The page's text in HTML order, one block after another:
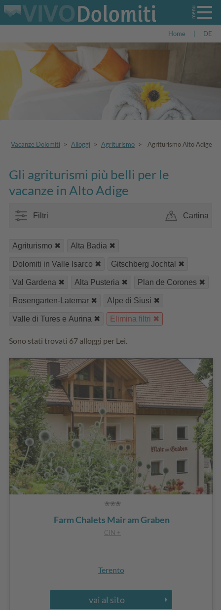
Home DE
Vacanze Dolomiti > Alloggi > Agriturismo > Agriturismo Alto Adige
Gli agriturismi più belli per le
vacanze in Alto Adige
Filtri Cartina
Agriturismo Alta Badia
Dolomiti in Valle Isarco Gitschberg Jochtal
Val Gardena Alta Pusteria Plan de Corones
Rosengarten-Latemar Alpe di Siusi
Valle di Tures e Aurina Elimina filtri
Sono stati trovati 67 alloggi per Lei.
Farm Chalets Mair am Graben
CIN +
Terento
vai al sito